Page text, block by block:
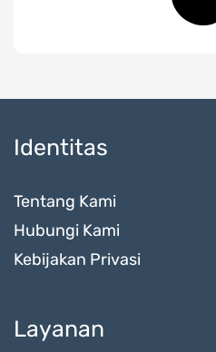
Identitas
Tentang Kami
Hubungi Kami
Kebijakan Privasi
Layanan